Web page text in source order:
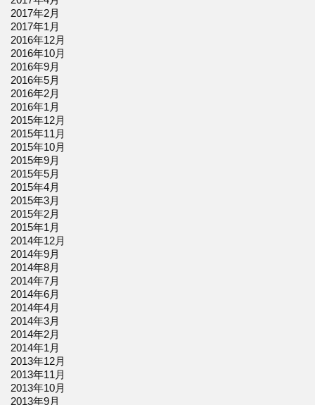
2017年2月
2017年1月
2016年12月
2016年10月
2016年9月
2016年5月
2016年2月
2016年1月
2015年12月
2015年11月
2015年10月
2015年9月
2015年5月
2015年4月
2015年3月
2015年2月
2015年1月
2014年12月
2014年9月
2014年8月
2014年7月
2014年6月
2014年4月
2014年3月
2014年2月
2014年1月
2013年12月
2013年11月
2013年10月
2013年9月